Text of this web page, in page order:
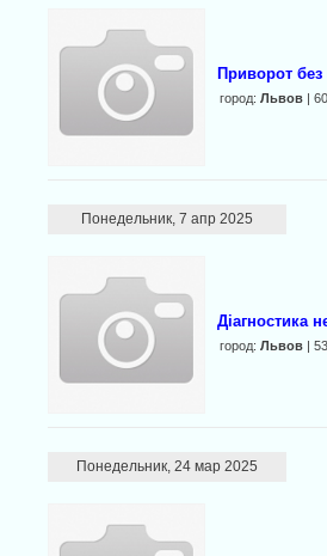
Приворот без
город: Львов | 60
Понедельник, 7 апр 2025
Діагностика
город: Львов | 53
Понедельник, 24 мар 2025